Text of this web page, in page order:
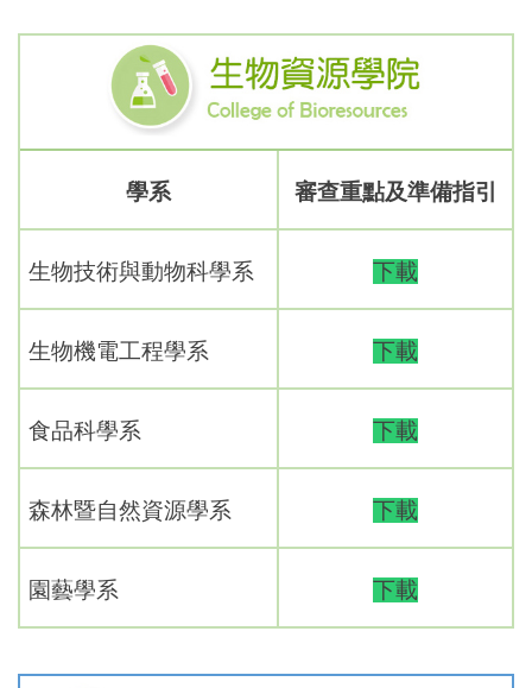
學系 審查重點及準備指引
生物技術與動物科學系 下載
生物機電工程學系 下載
食品科學系 下載
森林暨自然資源學系 下載
園藝學系 下載